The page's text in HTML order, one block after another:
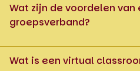
Wat zijn de voordelen van
groepsverband?
Wat is een virtual